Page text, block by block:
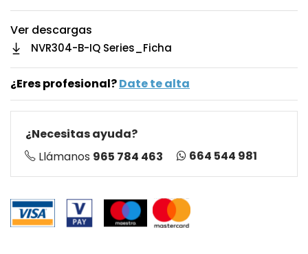
Ver descargas
NVR304-B-IQ Series_Ficha
¿Eres profesional?Date te alta
¿Necesitas ayuda?
Llámanos 965 784 463 664 544 981